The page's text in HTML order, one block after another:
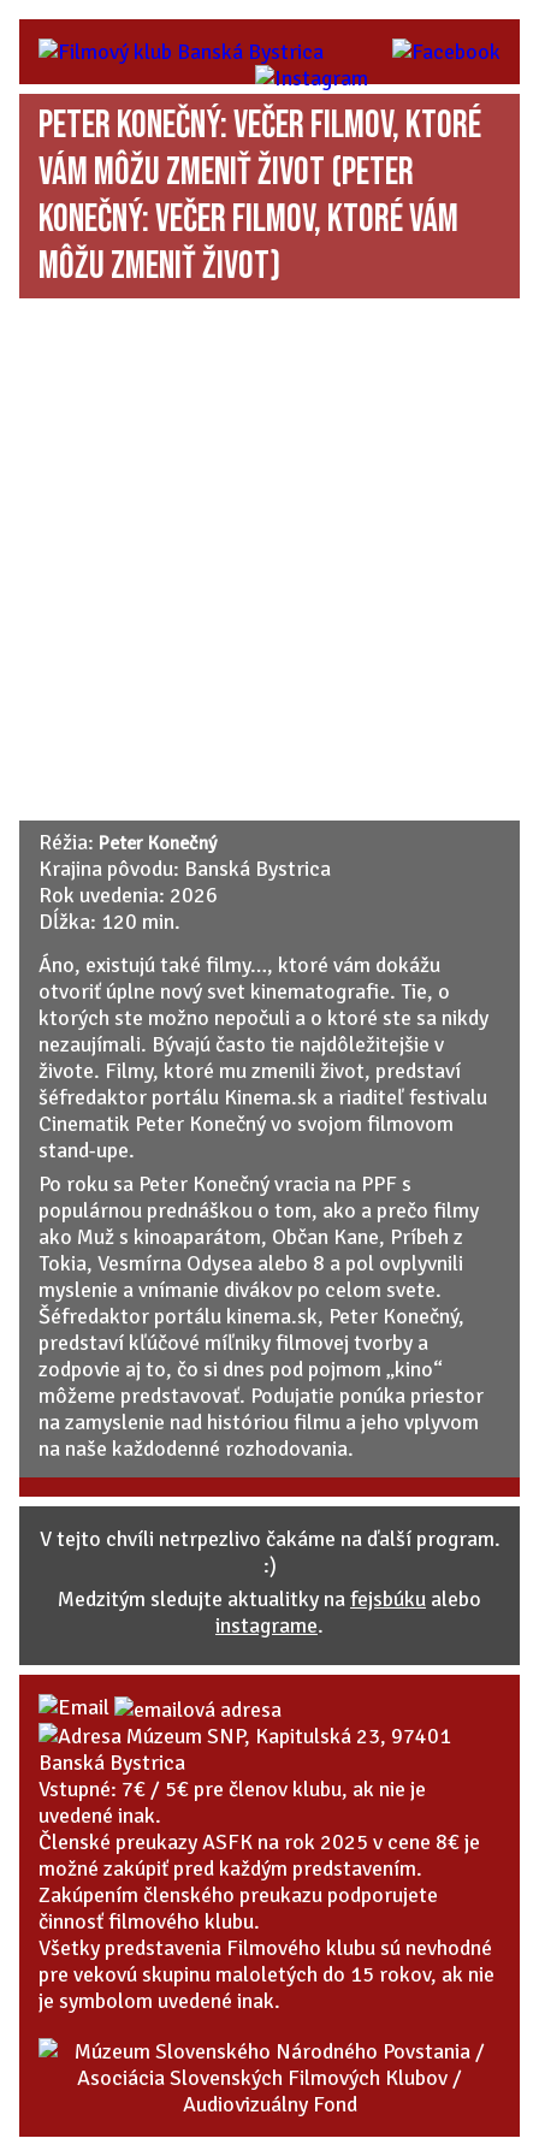
Peter Konečný: Večer filmov, ktoré
vám môžu zmeniť život (Peter
Konečný: Večer filmov, ktoré vám
môžu zmeniť život)
Réžia: Peter Konečný
Krajina pôvodu: Banská Bystrica
Rok uvedenia: 2026
Dĺžka: 120 min.
Áno, existujú také filmy…, ktoré vám dokážu
otvoriť úplne nový svet kinematografie. Tie, o
ktorých ste možno nepočuli a o ktoré ste sa nikdy
nezaujímali. Bývajú často tie najdôležitejšie v
živote. Filmy, ktoré mu zmenili život, predstaví
šéfredaktor portálu Kinema.sk a riaditeľ festivalu
Cinematik Peter Konečný vo svojom filmovom
stand-upe.
Po roku sa Peter Konečný vracia na PPF s
populárnou prednáškou o tom, ako a prečo filmy
ako Muž s kinoaparátom, Občan Kane, Príbeh z
Tokia, Vesmírna Odysea alebo 8 a pol ovplyvnili
myslenie a vnímanie divákov po celom svete.
Šéfredaktor portálu kinema.sk, Peter Konečný,
predstaví kľúčové míľniky filmovej tvorby a
zodpovie aj to, čo si dnes pod pojmom „kino“
môžeme predstavovať. Podujatie ponúka priestor
na zamyslenie nad históriou filmu a jeho vplyvom
na naše každodenné rozhodovania.
V tejto chvíli netrpezlivo čakáme na ďalší program.
:)
Medzitým sledujte aktualitky nafejsbúku alebo
instagrame.
Múzeum SNP, Kapitulská 23, 97401
Banská Bystrica
Vstupné: 7€ / 5€ pre členov klubu, ak nie je
uvedené inak.
Členské preukazy ASFK na rok 2025 v cene 8€ je
možné zakúpiť pred každým predstavením.
Zakúpením členského preukazu podporujete
činnosť filmového klubu.
Všetky predstavenia Filmového klubu sú nevhodné
pre vekovú skupinu maloletých do 15 rokov, ak nie
je symbolom uvedené inak.